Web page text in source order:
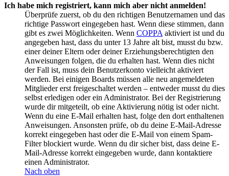
Ich habe mich registriert, kann mich aber nicht anmelden!
Überprüfe zuerst, ob du den richtigen Benutzernamen und das
richtige Passwort eingegeben hast. Wenn diese stimmen, dann
gibt es zwei Möglichkeiten. Wenn COPPA aktiviert ist und du
angegeben hast, dass du unter 13 Jahre alt bist, musst du bzw.
einer deiner Eltern oder deiner Erziehungsberechtigten den
Anweisungen folgen, die du erhalten hast. Wenn dies nicht
der Fall ist, muss dein Benutzerkonto vielleicht aktiviert
werden. Bei einigen Boards müssen alle neu angemeldeten
Mitglieder erst freigeschaltet werden – entweder musst du dies
selbst erledigen oder ein Administrator. Bei der Registrierung
wurde dir mitgeteilt, ob eine Aktivierung nötig ist oder nicht.
Wenn du eine E-Mail erhalten hast, folge den dort enthaltenen
Anweisungen. Ansonsten prüfe, ob du deine E-Mail-Adresse
korrekt eingegeben hast oder die E-Mail von einem Spam-
Filter blockiert wurde. Wenn du dir sicher bist, dass deine E-
Mail-Adresse korrekt eingegeben wurde, dann kontaktiere
einen Administrator.
Nach oben